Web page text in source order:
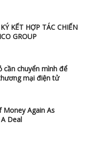
KẾT HỢP TÁC CHIẾN
GROUP
cần chuyển mình để
mại điện tử
Money Again As
Deal